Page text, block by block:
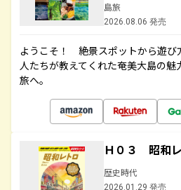
島旅
2026.08.06 発売
ようこそ！ 絶景スポットから遊び
人たちが教えてくれた奄美大島の
旅へ。
Ｈ０３ 昭和
歴史時代
2026.01.29 発売